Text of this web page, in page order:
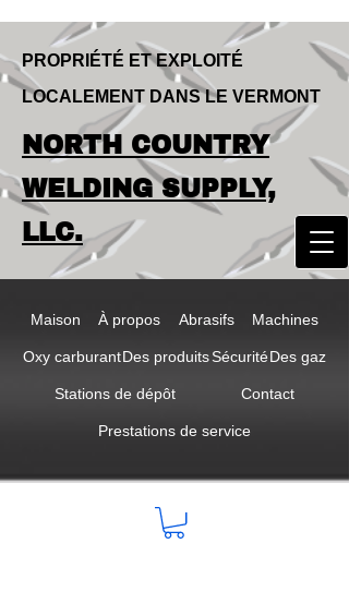
LOCALLY OWNED & OPERATED IN
VERMONT
NORTH COUNTRY
WELDING SUPPLY,
LLC
PROPRIÉTÉ ET EXPLOITÉ
LOCALEMENT DANS LE VERMONT
NORTH COUNTRY
WELDING SUPPLY,
LLC.
Maison À propos Abrasifs Machines
Oxy carburantDes produitsSécuritéDes gaz
Stations de dépôt Contact
Prestations de service